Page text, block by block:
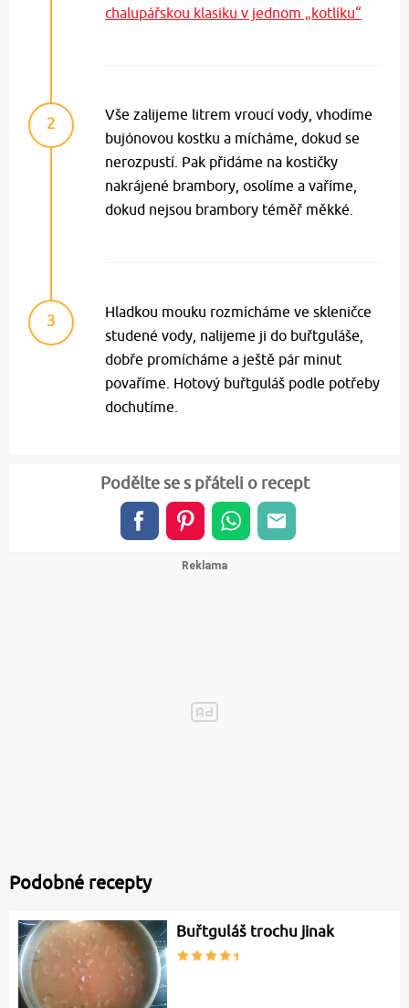
chalupářskou klasiku v jednom „kotlíku“
2
Vše zalijeme litrem vroucí vody, vhodíme
bujónovou kostku a mícháme, dokud se
nerozpustí. Pak přidáme na kostičky
nakrájené brambory, osolíme a vaříme,
dokud nejsou brambory téměř měkké.
3
Hladkou mouku rozmícháme ve skleničce
studené vody, nalijeme ji do buřtguláše,
dobře promícháme a ještě pár minut
povaříme. Hotový buřtguláš podle potřeby
dochutíme.
Podělte se s přáteli o recept
Podobné recepty
Buřtguláš trochu jinak